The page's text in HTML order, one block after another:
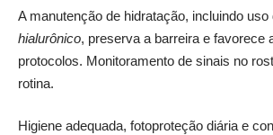
A manutenção de hidratação, incluindo uso
hialurônico, preserva a barreira e favorece
protocolos. Monitoramento de sinais no
rotina.
Higiene adequada, fotoproteção diária e